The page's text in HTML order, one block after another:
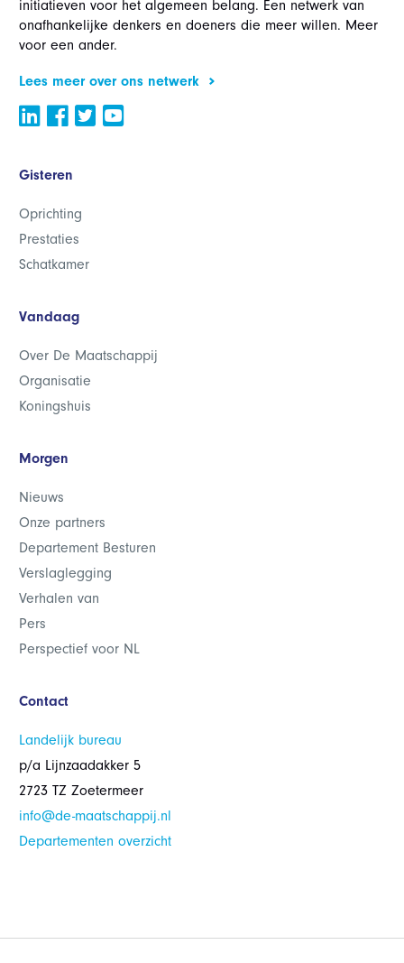
initiatieven voor het algemeen belang. Een netwerk van
onafhankelijke denkers en doeners die meer willen. Meer
voor een ander.
Lees meer over ons netwerk
Gisteren
Oprichting
Prestaties
Schatkamer
Vandaag
Over De Maatschappij
Organisatie
Koningshuis
Morgen
Nieuws
Onze partners
Departement Besturen
Verslaglegging
Verhalen van
Pers
Perspectief voor NL
Contact
Landelijk bureau
p/a Lijnzaadakker 5
2723 TZ Zoetermeer
info@de-maatschappij.nl
Departementen overzicht